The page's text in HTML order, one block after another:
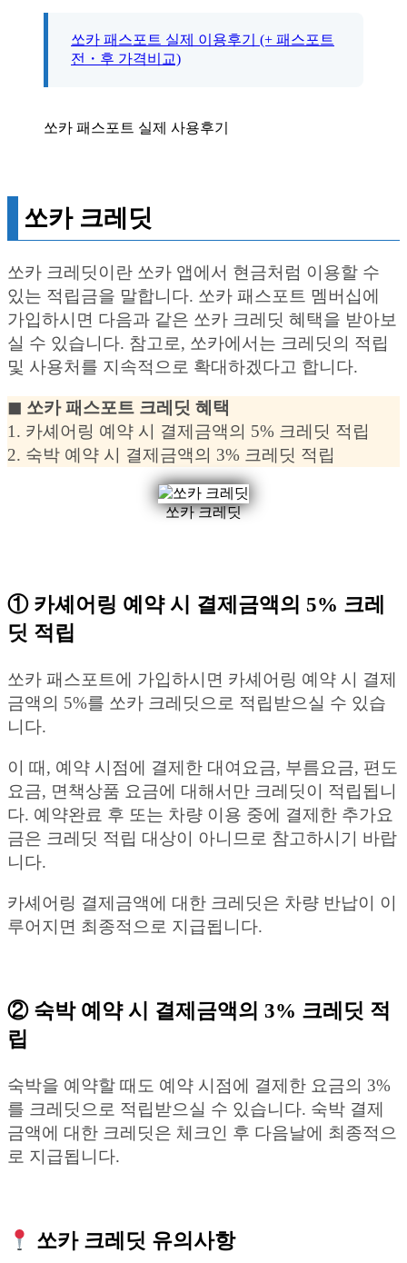
쏘카 패스포트 실제 이용후기 (+ 패스포트
전・후 가격비교)
쏘카 패스포트 실제 사용후기
쏘카 크레딧
쏘카 크레딧이란 쏘카 앱에서 현금처럼 이용할 수
있는 적립금을 말합니다. 쏘카 패스포트 멤버십에
가입하시면 다음과 같은 쏘카 크레딧 혜택을 받아보
실 수 있습니다. 참고로, 쏘카에서는 크레딧의 적립
및 사용처를 지속적으로 확대하겠다고 합니다.
◼︎ 쏘카 패스포트 크레딧 혜택
1. 카셰어링 예약 시 결제금액의 5% 크레딧 적립
2. 숙박 예약 시 결제금액의 3% 크레딧 적립
쏘카 크레딧
① 카셰어링 예약 시 결제금액의 5% 크레
딧 적립
쏘카 패스포트에 가입하시면 카셰어링 예약 시 결제
금액의 5%를 쏘카 크레딧으로 적립받으실 수 있습
니다.
이 때, 예약 시점에 결제한 대여요금, 부름요금, 편도
요금, 면책상품 요금에 대해서만 크레딧이 적립됩니
다. 예약완료 후 또는 차량 이용 중에 결제한 추가요
금은 크레딧 적립 대상이 아니므로 참고하시기 바랍
니다.
카셰어링 결제금액에 대한 크레딧은 차량 반납이 이
루어지면 최종적으로 지급됩니다.
② 숙박 예약 시 결제금액의 3% 크레딧 적
립
숙박을 예약할 때도 예약 시점에 결제한 요금의 3%
를 크레딧으로 적립받으실 수 있습니다. 숙박 결제
금액에 대한 크레딧은 체크인 후 다음날에 최종적으
로 지급됩니다.
쏘카 크레딧 유의사항